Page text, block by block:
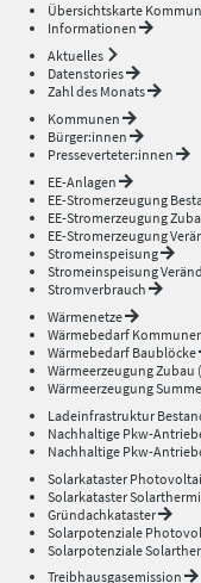
Übersichtskarte
Informationen
Aktuelles
Datenstories
Zahl des Monats
Kommunen
Bürger:innen
Presseverteter:innen
EE-Anlagen
EE-Stromerzeugung
EE-Stromerzeugung
EE-Stromerzeugung
Stromeinspeisung
Stromeinspeisung
Stromverbrauch
Wärmenetze
Wärmebedarf
Wärmebedarf Baublöcke
Wärmeerzeugung Zubau
Wärmeerzeugung
Ladeinfrastruktur
Nachhaltige Pkw-
Nachhaltige Pkw-
Solarkataster
Solarkataster
Gründachkataster
Solarpotenziale
Solarpotenziale
Treibhausgasemission